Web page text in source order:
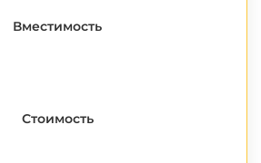
Вместимость
Стоимость